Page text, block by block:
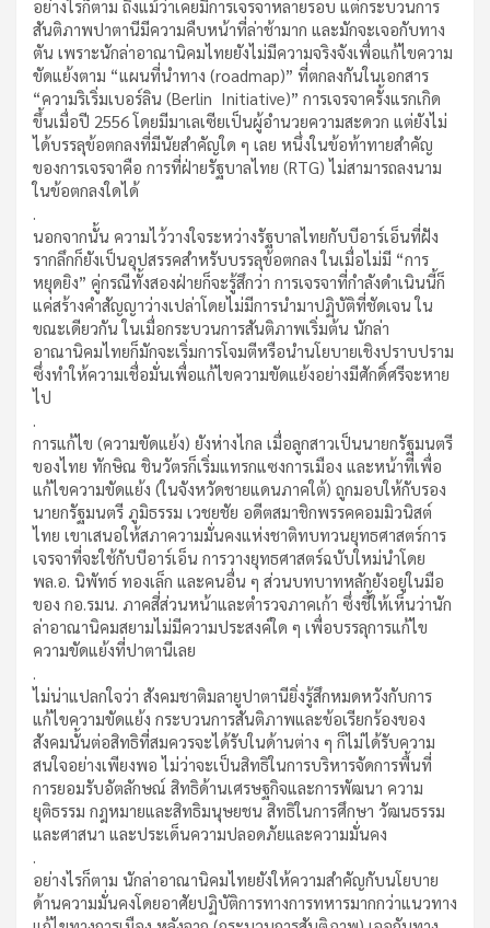
อย่างไรก็ตาม ถึงแม้ว่าเคยมีการเจรจาหลายรอบ แต่กระบวนการ
สันติภาพปาตานีมีความคืบหน้าที่ล่าช้ามาก และมักจะเจอกับทาง
ตัน เพราะนักล่าอาณานิคมไทยยังไม่มีความจริงจังเพื่อแก้ไขความ
ขัดแย้งตาม “แผนที่นำทาง (roadmap)” ที่ตกลงกันในเอกสาร
“ความริเริ่มเบอร์ลิน (Berlin Initiative)” การเจรจาครั้งแรกเกิด
ขึ้นเมื่อปี 2556 โดยมีมาเลเซียเป็นผู้อำนวยความสะดวก แต่ยังไม่
ได้บรรลุข้อตกลงที่มีนัยสำคัญใด ๆ เลย หนึ่งในข้อท้าทายสำคัญ
ของการเจรจาคือ การที่ฝ่ายรัฐบาลไทย (RTG) ไม่สามารถลงนาม
ในข้อตกลงใดได้
.
นอกจากนั้น ความไว้วางใจระหว่างรัฐบาลไทยกับบีอาร์เอ็นที่ฝัง
รากลึกก็ยังเป็นอุปสรรคสำหรับบรรลุข้อตกลง ในเมื่อไม่มี “การ
หยุดยิง” คู่กรณีทั้งสองฝ่ายก็จะรู้สึกว่า การเจรจาที่กำลังดำเนินนี้ก็
แค่สร้างคำสัญญาว่างเปล่าโดยไม่มีการนำมาปฏิบัติที่ชัดเจน ใน
ขณะเดียวกัน ในเมื่อกระบวนการสันติภาพเริ่มต้น นักล่า
อาณานิคมไทยก็มักจะเริ่มการโจมตีหรือนำนโยบายเชิงปราบปราม
ซึ่งทำให้ความเชื่อมั่นเพื่อแก้ไขความขัดแย้งอย่างมีศักดิ์ศรีจะหาย
ไป
.
การแก้ไข (ความขัดแย้ง) ยังห่างไกล เมื่อลูกสาวเป็นนายกรัฐมนตรี
ของไทย ทักษิณ ชินวัตรก็เริ่มแทรกแซงการเมือง และหน้าที่เพื่อ
แก้ไขความขัดแย้ง (ในจังหวัดชายแดนภาคใต้) ถูกมอบให้กับรอง
นายกรัฐมนตรี ภูมิธรรม เวชยชัย อดีตสมาชิกพรรคคอมมิวนิสต์
ไทย เขาเสนอให้สภาความมั่นคงแห่งชาติทบทวนยุทธศาสตร์การ
เจรจาที่จะใช้กับบีอาร์เอ็น การวางยุทธศาสตร์ฉบับใหม่นำโดย
พล.อ. นิพัทธ์ ทองเล็ก และคนอื่น ๆ ส่วนบทบาทหลักยังอยู่ในมือ
ของ กอ.รมน. ภาคสี่ส่วนหน้าและตำรวจภาคเก้า ซึ่งชี้ให้เห็นว่านัก
ล่าอาณานิคมสยามไม่มีความประสงค์ใด ๆ เพื่อบรรลุการแก้ไข
ความขัดแย้งที่ปาตานีเลย
.
ไม่น่าแปลกใจว่า สังคมชาติมลายูปาตานียิ่งรู้สึกหมดหวังกับการ
แก้ไขความขัดแย้ง กระบวนการสันติภาพและข้อเรียกร้องของ
สังคมนั้นต่อสิทธิที่สมควรจะได้รับในด้านต่าง ๆ ก็ไม่ได้รับความ
สนใจอย่างเพียงพอ ไม่ว่าจะเป็นสิทธิในการบริหารจัดการพื้นที่
การยอมรับอัตลักษณ์ สิทธิด้านเศรษฐกิจและการพัฒนา ความ
ยุติธรรม กฎหมายและสิทธิมนุษยชน สิทธิในการศึกษา วัฒนธรรม
และศาสนา และประเด็นความปลอดภัยและความมั่นคง
.
อย่างไรก็ตาม นักล่าอาณานิคมไทยยังให้ความสำคัญกับนโยบาย
ด้านความมั่นคงโดยอาศัยปฏิบัติการทางการทหารมากกว่าแนวทาง